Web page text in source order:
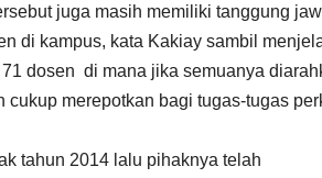
juga masih memiliki tanggung
di kampus, kata Kakiay sambil
dosen di mana jika semuanya
cukup merepotkan bagi tugas-tugas
tahun 2014 lalu pihaknya telah